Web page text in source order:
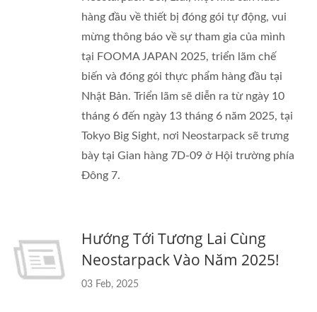
hàng đầu về thiết bị đóng gói tự động, vui
mừng thông báo về sự tham gia của mình
tại FOOMA JAPAN 2025, triển lãm chế
biến và đóng gói thực phẩm hàng đầu tại
Nhật Bản. Triển lãm sẽ diễn ra từ ngày 10
tháng 6 đến ngày 13 tháng 6 năm 2025, tại
Tokyo Big Sight, nơi Neostarpack sẽ trưng
bày tại Gian hàng 7D-09 ở Hội trường phía
Đông 7.
Hướng Tới Tương Lai Cùng
Neostarpack Vào Năm 2025!
03 Feb, 2025